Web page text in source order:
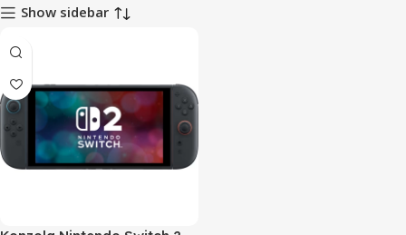
Show sidebar